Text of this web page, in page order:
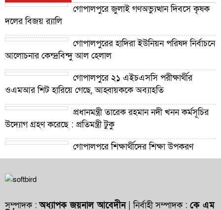
গোপালপুরে জুলাই গণঅভ্যুত্থান দিবসে কৃষক
দলের বিজয় র‍্যালি
গোপালপুরের হাদিরা ইউনিয়ন পরিষদ নির্বাচনে
আলোচনার কেন্দ্রবিন্দু আল হেলাল
গোপালপুরে ২১ এইচএসসি পরীক্ষার্থীর
ওএমআর শিট হারিয়ে গেছে, আহ্বায়ককে অব্যাহতি
প্রধানমন্ত্রী তারেক রহমান নদী খনন কর্মসূচির
উদ্যোগ গ্রহণ করেছে : প্রতিমন্ত্রী টুকু
গোপালপুরে শিক্ষার্থীদের শিক্ষা উপকরণ
বিতরণ ও শ্রেষ্ঠ প্রধান শিক্ষকদের সংবর্ধনা
সম্পাদক :অধ্যাপক জয়নাল আবেদীন| নির্বাহী সম্পাদক : কে এম